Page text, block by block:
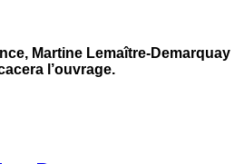
Martine Lemaître-Demarquay
l’ouvrage.